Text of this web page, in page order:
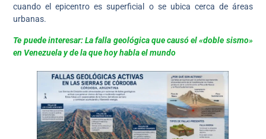
cuando el epicentro es superficial o se ubica cerca de áreas
urbanas.
Te puede interesar: La falla geológica que causó el «doble sismo»
en Venezuela y de la que hoy habla el mundo